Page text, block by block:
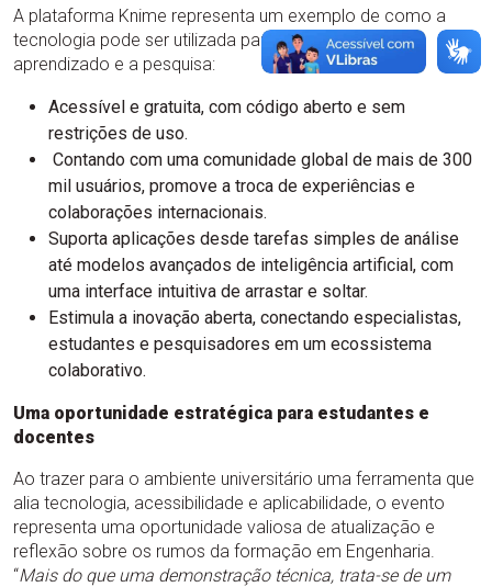
A plataforma Knime representa um exemplo de como a
tecnologia pode ser utilizada para potencializar o
aprendizado e a pesquisa:
Acessível e gratuita, com código aberto e sem
restrições de uso.
Contando com uma comunidade global de mais de 300
mil usuários, promove a troca de experiências e
colaborações internacionais.
Suporta aplicações desde tarefas simples de análise
até modelos avançados de inteligência artificial, com
uma interface intuitiva de arrastar e soltar.
Estimula a inovação aberta, conectando especialistas,
estudantes e pesquisadores em um ecossistema
colaborativo.
Uma oportunidade estratégica para estudantes e
docentes
Ao trazer para o ambiente universitário uma ferramenta que
alia tecnologia, acessibilidade e aplicabilidade, o evento
representa uma oportunidade valiosa de atualização e
reflexão sobre os rumos da formação em Engenharia.
“Mais do que uma demonstração técnica, trata-se de um